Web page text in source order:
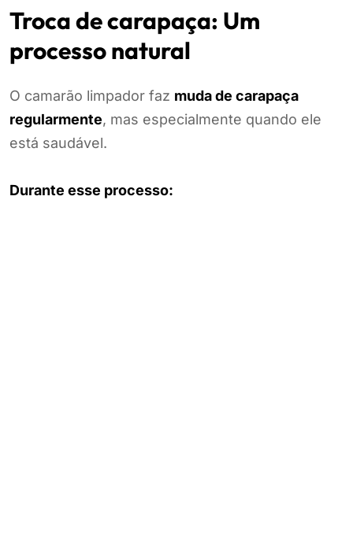
Troca de carapaça: Um
processo natural
O camarão limpador faz muda de carapaça
regularmente, mas especialmente quando ele
está saudável.
Durante esse processo: